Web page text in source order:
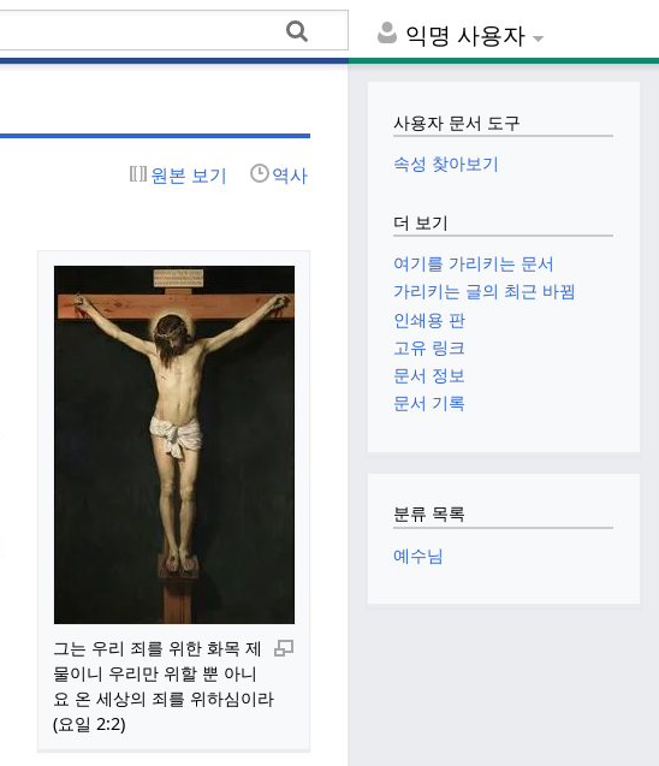
익명 사용자
원본 보기 역사
그는 우리 죄를 위한 화목 제
물이니 우리만 위할 뿐 아니
요 온 세상의 죄를 위하심이라
(요일 2:2)
사용자 문서 도구
속성 찾아보기
더 보기
여기를 가리키는 문서
가리키는 글의 최근 바뀜
인쇄용 판
고유 링크
문서 정보
문서 기록
분류 목록
예수님